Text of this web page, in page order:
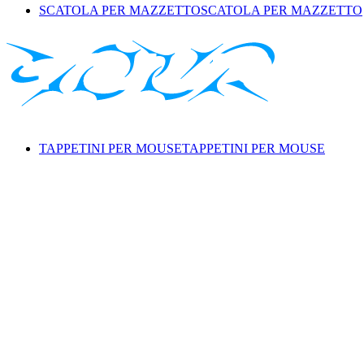
SCATOLA PER MAZZETTOSCATOLA PER MAZZETTO
TAPPETINI PER MOUSETAPPETINI PER MOUSE